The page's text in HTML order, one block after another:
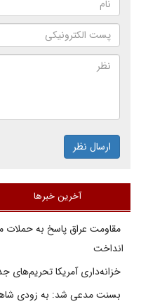
ارسال نظر
آخرین خبرها
مقاومت عراق پاسخ به حملات
انداخت
خزانه‌داری آمریکا تحریم‌های
بسنت مدعی شد: به زودی شاهد